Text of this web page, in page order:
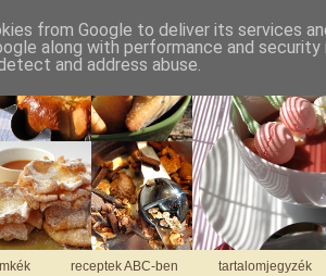
receptek ABC-ben tartalomjegyzék
from Google to deliver its services
along with performance and
and address abuse.